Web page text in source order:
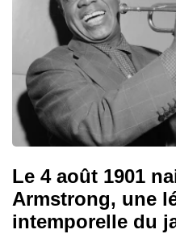
Le 4 août 1901
Armstrong, une
intemporelle du